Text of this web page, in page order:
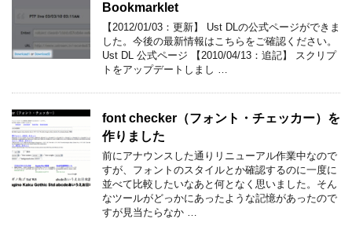
Bookmarklet
【2012/01/03：更新】 Ust DLの公式ページができま
した。今後の最新情報はこちらをご確認ください。
Ust DL 公式ページ 【2010/04/13：追記】 スクリプ
トをアップデートしまし …
font checker（フォント・チェッカー）を
作りました
前にアナウンスした通りリニューアル作業中なので
すが、フォントのスタイルとか確認するのに一度に
並べて比較したいなあと何となく思いました。そん
なツールがどっかにあったような記憶があったので
すが見当たらなか …